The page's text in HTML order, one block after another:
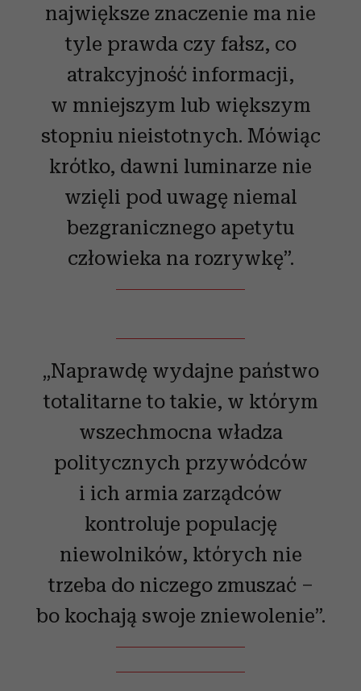
największe znaczenie ma nie
tyle prawda czy fałsz, co
atrakcyjność informacji,
w mniejszym lub większym
stopniu nieistotnych. Mówiąc
krótko, dawni luminarze nie
wzięli pod uwagę niemal
bezgranicznego apetytu
człowieka na rozrywkę”.
„Naprawdę wydajne państwo
totalitarne to takie, w którym
wszechmocna władza
politycznych przywódców
i ich armia zarządców
kontroluje populację
niewolników, których nie
trzeba do niczego zmuszać –
bo kochają swoje zniewolenie”.